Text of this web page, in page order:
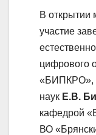
В открытии
участие
цифрового
«БИПКРО»,
наук Е.В.
кафедрой
ВО